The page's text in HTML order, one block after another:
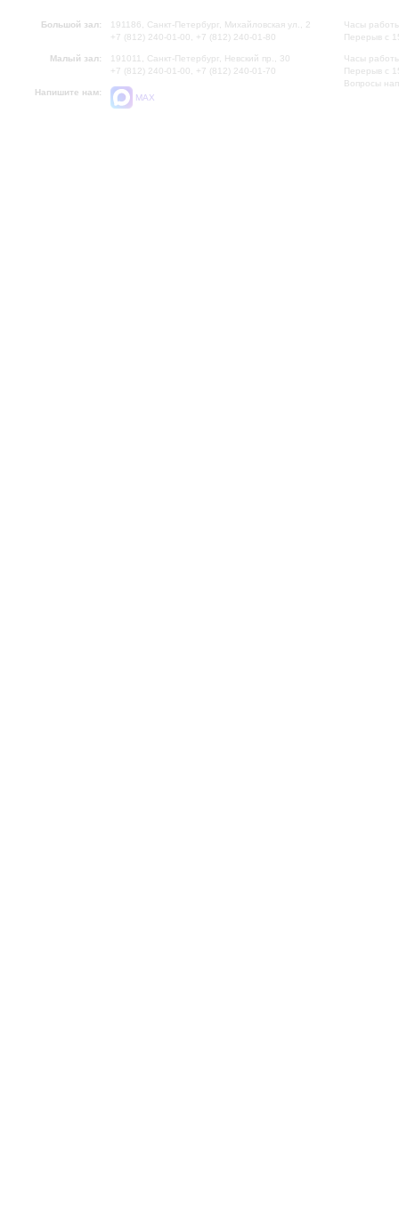
Большой зал:
191186, Санкт-Петербург, Михайловская ул., 2
+7 (812) 240-01-00, +7 (812) 240-01-80
Малый зал:
191011, Санкт-Петербург, Невский пр., 30
+7 (812) 240-01-00, +7 (812) 240-01-70
Напишите нам:
MAX
Часы
Перерыв с
Часы
Перерыв с
Вопросы